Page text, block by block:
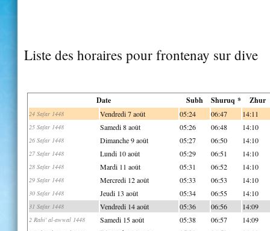
Liste des horaires pour frontenay sur dive
Date Subh Shuruq * Zhur
24 Safar 1448 Vendredi 7 août 05:24 06:47 14:11
25 Safar 1448 Samedi 8 août 05:26 06:48 14:10
26 Safar 1448 Dimanche 9 août 05:27 06:50 14:10
27 Safar 1448 Lundi 10 août 05:29 06:51 14:10
28 Safar 1448 Mardi 11 août 05:31 06:52 14:10
29 Safar 1448 Mercredi 12 août 05:33 06:53 14:10
30 Safar 1448 Jeudi 13 août 05:34 06:55 14:10
31 Safar 1448 Vendredi 14 août 05:36 06:56 14:09
2 Rabi' al-awwal 1448 Samedi 15 août 05:38 06:57 14:09